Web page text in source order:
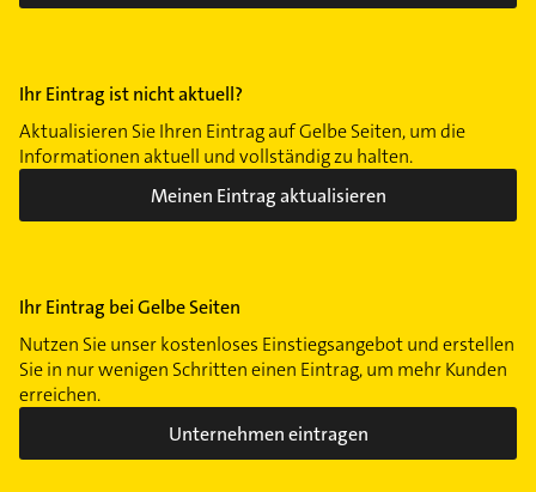
Ihr Eintrag ist nicht aktuell?
Aktualisieren Sie Ihren Eintrag auf Gelbe Seiten, um die
Informationen aktuell und vollständig zu halten.
Meinen Eintrag aktualisieren
Ihr Eintrag bei Gelbe Seiten
Nutzen Sie unser kostenloses Einstiegsangebot und erstellen
Sie in nur wenigen Schritten einen Eintrag, um mehr Kunden
erreichen.
Unternehmen eintragen